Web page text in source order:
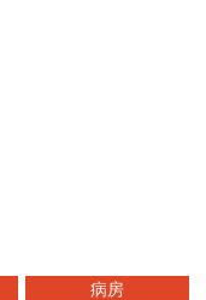
病房